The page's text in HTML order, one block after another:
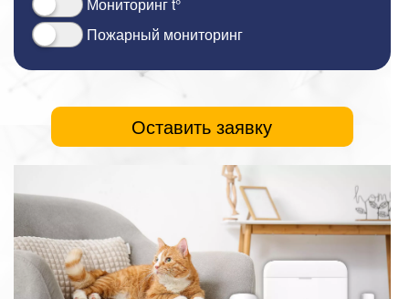
Мониторинг t°
Пожарный мониторинг
Оставить заявку